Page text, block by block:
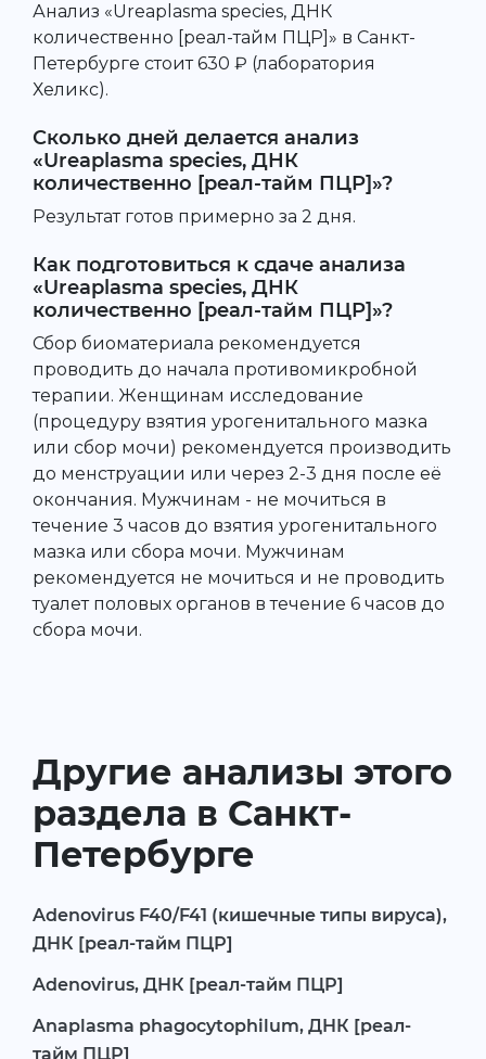
Анализ «Ureaplasma species, ДНК
количественно [реал-тайм ПЦР]» в Санкт-
Петербурге стоит 630 ₽ (лаборатория
Хеликс).
Сколько дней делается анализ
«Ureaplasma species, ДНК
количественно [реал-тайм ПЦР]»?
Результат готов примерно за 2 дня.
Как подготовиться к сдаче анализа
«Ureaplasma species, ДНК
количественно [реал-тайм ПЦР]»?
Сбор биоматериала рекомендуется
проводить до начала противомикробной
терапии. Женщинам исследование
(процедуру взятия урогенитального мазка
или сбор мочи) рекомендуется производить
до менструации или через 2-3 дня после её
окончания. Мужчинам - не мочиться в
течение 3 часов до взятия урогенитального
мазка или сбора мочи. Мужчинам
рекомендуется не мочиться и не проводить
туалет половых органов в течение 6 часов до
сбора мочи.
Другие анализы этого
раздела в Санкт-
Петербурге
Adenovirus F40/F41 (кишечные типы вируса),
ДНК [реал-тайм ПЦР]
Adenovirus, ДНК [реал-тайм ПЦР]
Anaplasma phagocytophilum, ДНК [реал-
тайм ПЦР]